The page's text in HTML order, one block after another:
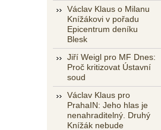
Václav Klaus o Milanu
Knížákovi v pořadu
Epicentrum deníku
Blesk
Jiří Weigl pro MF Dnes:
Proč kritizovat Ústavní
soud
Václav Klaus pro
PrahaIN: Jeho hlas je
nenahraditelný. Druhý
Knížák nebude